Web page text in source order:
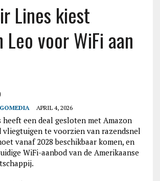
Lines kiest
Leo voor WiFi aan
APRIL 4, 2026
een deal gesloten met Amazon
vliegtuigen te voorzien van razendsnel
vanaf 2028 beschikbaar komen, en
WiFi-aanbod van de Amerikaanse